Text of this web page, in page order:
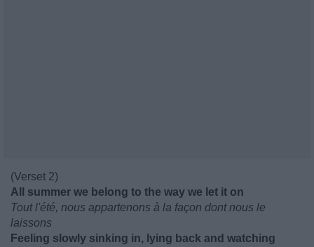
(Verset 2)
All summer we belong to the way we let it on
Tout l'été, nous appartenons à la façon dont nous le
laissons
Feeling slowly sinking in, lying back and watching